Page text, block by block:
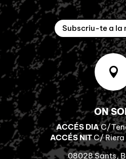
Subscriu-te a la

ON
ACCÉS DIAC/
ACCÉS NITC/ Riera
08028 Sants,